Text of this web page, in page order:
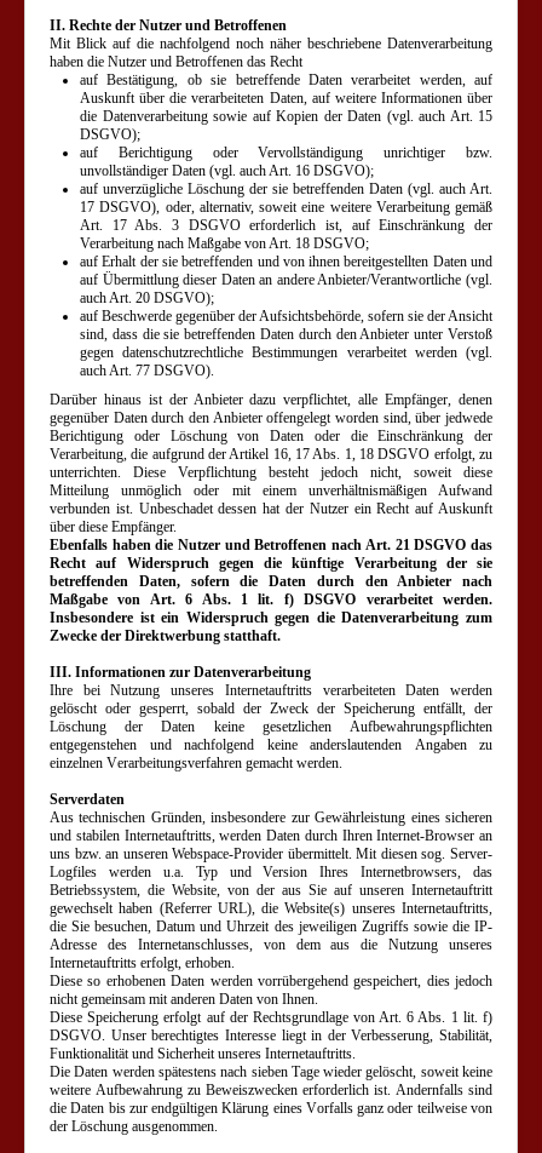
II. Rechte der Nutzer und Betroffenen
Mit Blick auf die nachfolgend noch näher beschriebene Datenverarbeitung
haben die Nutzer und Betroffenen das Recht
auf Bestätigung, ob sie betreffende Daten verarbeitet werden, auf
Auskunft über die verarbeiteten Daten, auf weitere Informationen über
die Datenverarbeitung sowie auf Kopien der Daten (vgl. auch Art. 15
DSGVO);
auf Berichtigung oder Vervollständigung unrichtiger bzw.
unvollständiger Daten (vgl. auch Art. 16 DSGVO);
auf unverzügliche Löschung der sie betreffenden Daten (vgl. auch Art.
17 DSGVO), oder, alternativ, soweit eine weitere Verarbeitung gemäß
Art. 17 Abs. 3 DSGVO erforderlich ist, auf Einschränkung der
Verarbeitung nach Maßgabe von Art. 18 DSGVO;
auf Erhalt der sie betreffenden und von ihnen bereitgestellten Daten und
auf Übermittlung dieser Daten an andere Anbieter/Verantwortliche (vgl.
auch Art. 20 DSGVO);
auf Beschwerde gegenüber der Aufsichtsbehörde, sofern sie der Ansicht
sind, dass die sie betreffenden Daten durch den Anbieter unter Verstoß
gegen datenschutzrechtliche Bestimmungen verarbeitet werden (vgl.
auch Art. 77 DSGVO).
Darüber hinaus ist der Anbieter dazu verpflichtet, alle Empfänger, denen
gegenüber Daten durch den Anbieter offengelegt worden sind, über jedwede
Berichtigung oder Löschung von Daten oder die Einschränkung der
Verarbeitung, die aufgrund der Artikel 16, 17 Abs. 1, 18 DSGVO erfolgt, zu
unterrichten. Diese Verpflichtung besteht jedoch nicht, soweit diese
Mitteilung unmöglich oder mit einem unverhältnismäßigen Aufwand
verbunden ist. Unbeschadet dessen hat der Nutzer ein Recht auf Auskunft
über diese Empfänger.
Ebenfalls haben die Nutzer und Betroffenen nach Art. 21 DSGVO das
Recht auf Widerspruch gegen die künftige Verarbeitung der sie
betreffenden Daten, sofern die Daten durch den Anbieter nach
Maßgabe von Art. 6 Abs. 1 lit. f) DSGVO verarbeitet werden.
Insbesondere ist ein Widerspruch gegen die Datenverarbeitung zum
Zwecke der Direktwerbung statthaft.
III. Informationen zur Datenverarbeitung
Ihre bei Nutzung unseres Internetauftritts verarbeiteten Daten werden
gelöscht oder gesperrt, sobald der Zweck der Speicherung entfällt, der
Löschung der Daten keine gesetzlichen Aufbewahrungspflichten
entgegenstehen und nachfolgend keine anderslautenden Angaben zu
einzelnen Verarbeitungsverfahren gemacht werden.
Serverdaten
Aus technischen Gründen, insbesondere zur Gewährleistung eines sicheren
und stabilen Internetauftritts, werden Daten durch Ihren Internet-Browser an
uns bzw. an unseren Webspace-Provider übermittelt. Mit diesen sog. Server-
Logfiles werden u.a. Typ und Version Ihres Internetbrowsers, das
Betriebssystem, die Website, von der aus Sie auf unseren Internetauftritt
gewechselt haben (Referrer URL), die Website(s) unseres Internetauftritts,
die Sie besuchen, Datum und Uhrzeit des jeweiligen Zugriffs sowie die IP-
Adresse des Internetanschlusses, von dem aus die Nutzung unseres
Internetauftritts erfolgt, erhoben.
Diese so erhobenen Daten werden vorrübergehend gespeichert, dies jedoch
nicht gemeinsam mit anderen Daten von Ihnen.
Diese Speicherung erfolgt auf der Rechtsgrundlage von Art. 6 Abs. 1 lit. f)
DSGVO. Unser berechtigtes Interesse liegt in der Verbesserung, Stabilität,
Funktionalität und Sicherheit unseres Internetauftritts.
Die Daten werden spätestens nach sieben Tage wieder gelöscht, soweit keine
weitere Aufbewahrung zu Beweiszwecken erforderlich ist. Andernfalls sind
die Daten bis zur endgültigen Klärung eines Vorfalls ganz oder teilweise von
der Löschung ausgenommen.